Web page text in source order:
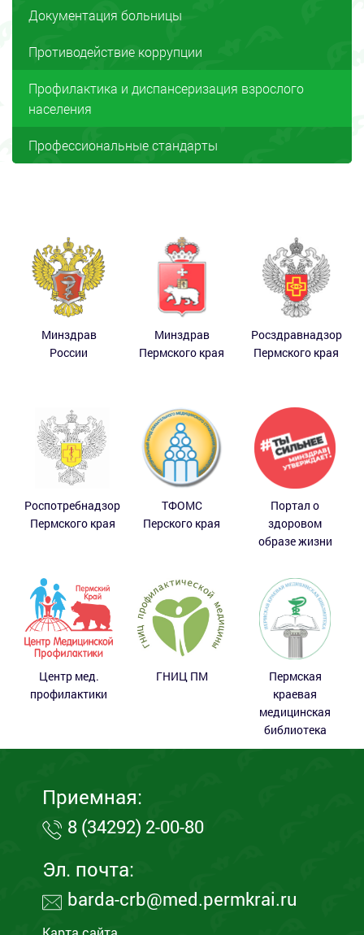
Документация больницы
Противодействие коррупции
Профилактика и диспансеризация взрослого
населения
Профессиональные стандарты
Минздрав
России
Минздрав
Пермского края
Росздравнадзор
Пермского края
Роспотребнадзор
Пермского края
ТФОМС
Перского края
Портал о
здоровом
образе жизни
Центр мед.
профилактики
ГНИЦ ПМ
Пермская
краевая
медицинская
библиотека
Приемная:
8 (34292) 2-00-80
Эл. почта:
barda-crb@med.permkrai.ru